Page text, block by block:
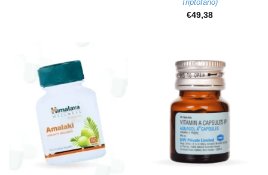
Triptófano)
€49,38